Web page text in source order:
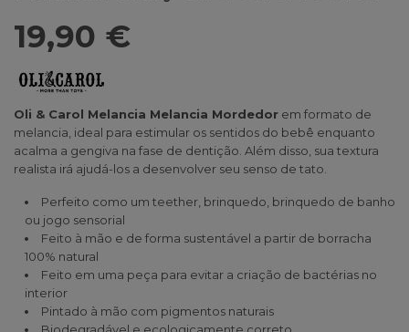
19,90 €
Oli & Carol Melancia Melancia Mordedor em formato de
melancia, ideal para estimular os sentidos do bebê enquanto
acalma a gengiva na fase de dentição. Além disso, sua textura
realista irá ajudá-los a desenvolver seu senso de tato.
Perfeito como um teether, brinquedo, brinquedo de banho
ou jogo sensorial
Feito à mão e de forma sustentável a partir de borracha
100% natural
Feito em uma peça para evitar a criação de bactérias no
interior
Pintado à mão com pigmentos naturais